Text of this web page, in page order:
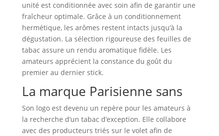
unité est conditionnée avec soin afin de garantir une
fraîcheur optimale. Grâce à un conditionnement
hermétique, les arômes restent intacts jusqu’à la
dégustation. La sélection rigoureuse des feuilles de
tabac assure un rendu aromatique fidèle. Les
amateurs apprécient la constance du goût du
premier au dernier stick.
La marque Parisienne sans
Son logo est devenu un repère pour les amateurs à
la recherche d’un tabac d’exception. Elle collabore
avec des producteurs triés sur le volet afin de